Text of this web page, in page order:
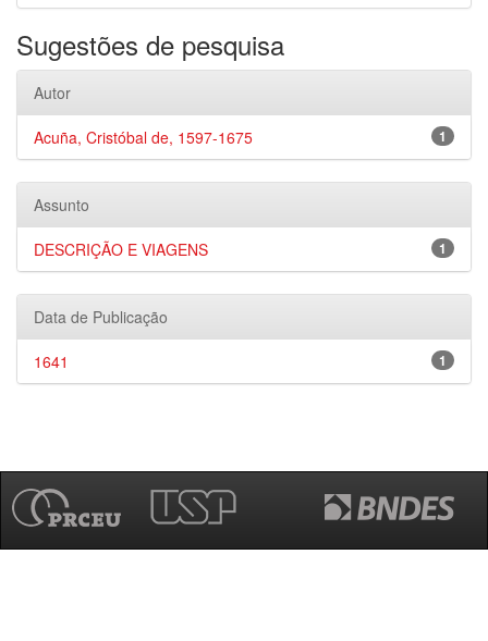
Sugestões de pesquisa
Autor
1
Acuña, Cristóbal de, 1597-1675
Assunto
1
DESCRIÇÃO E VIAGENS
Data de Publicação
1
1641